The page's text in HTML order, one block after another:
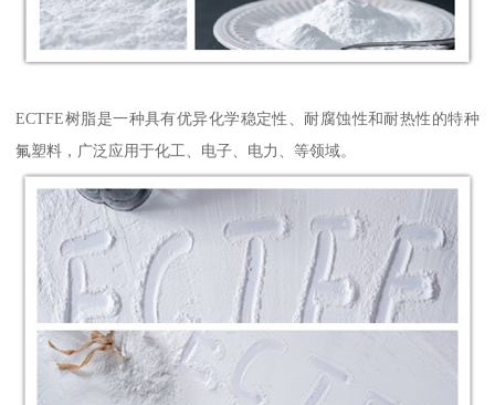
ECTFE树脂是一种具有优异化学稳定性、耐腐蚀性和耐热性的特种
氟塑料，广泛应用于化工、电子、电力、等领域。